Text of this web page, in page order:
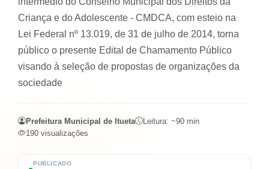
PUBLICADO
Criança e do Adolescente - CMDCA, com esteio na
Lei Federal nº 13.019, de 31 de julho de 2014, torna
público o presente Edital de Chamamento Público
visando à seleção de propostas de organizações da
sociedade
Prefeitura Municipal de Itueta Leitura: ~90 min
190 visualizações